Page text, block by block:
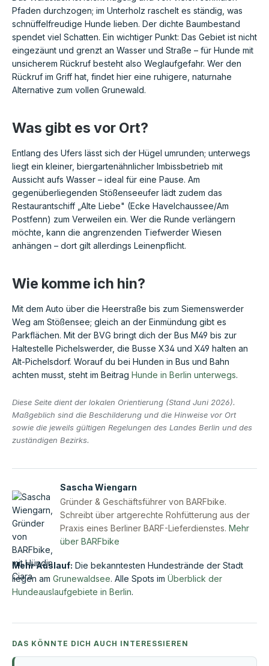
Pfaden durchzogen; im Unterholz raschelt es ständig, was
schnüffelfreudige Hunde lieben. Der dichte Baumbestand
spendet viel Schatten. Ein wichtiger Punkt: Das Gebiet ist nicht
eingezäunt und grenzt an Wasser und Straße – für Hunde mit
unsicherem Rückruf besteht also Weglaufgefahr. Wer den
Rückruf im Griff hat, findet hier eine ruhigere, naturnahe
Alternative zum vollen Grunewald.
Was gibt es vor Ort?
Entlang des Ufers lässt sich der Hügel umrunden; unterwegs
liegt ein kleiner, biergartenähnlicher Imbissbetrieb mit
Aussicht aufs Wasser – ideal für eine Pause. Am
gegenüberliegenden Stößenseeufer lädt zudem das
Restaurantschiff „Alte Liebe" (Ecke Havelchaussee/Am
Postfenn) zum Verweilen ein. Wer die Runde verlängern
möchte, kann die angrenzenden Tiefwerder Wiesen
anhängen – dort gilt allerdings Leinenpflicht.
Wie komme ich hin?
Mit dem Auto über die Heerstraße bis zum Siemenswerder
Weg am Stößensee; gleich an der Einmündung gibt es
Parkflächen. Mit der BVG bringt dich der Bus M49 bis zur
Haltestelle Pichelswerder, die Busse X34 und X49 halten an
Alt-Pichelsdorf. Worauf du bei Hunden in Bus und Bahn
achten musst, steht im Beitrag Hunde in Berlin unterwegs.
Diese Seite dient der lokalen Orientierung (Stand Juni 2026).
Maßgeblich sind die Beschilderung und die Hinweise vor Ort
sowie die jeweils gültigen Regelungen des Landes Berlin und des
zuständigen Bezirks.
Sascha Wiengarn
Gründer & Geschäftsführer von BARFbike.
Schreibt über artgerechte Rohfütterung aus der
Praxis eines Berliner BARF-Lieferdienstes. Mehr
über BARFbike
Mehr Auslauf: Die bekanntesten Hundestrände der Stadt
liegen am Grunewaldsee. Alle Spots im Überblick der
Hundeauslaufgebiete in Berlin.
DAS KÖNNTE DICH AUCH INTERESSIEREN